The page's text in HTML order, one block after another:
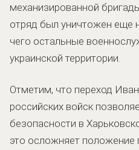
механизированной
отряд был уничтожен еще
чего остальные
украинской территории.
Отметим, что переход
российских войск
безопасности в
это осложняет положение